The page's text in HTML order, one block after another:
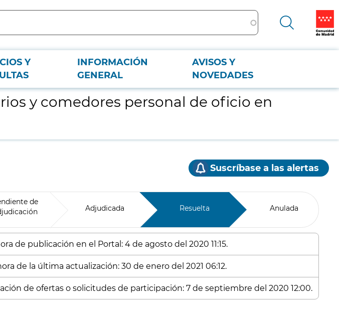
Y
INFORMACIÓN
GENERAL
AVISOS Y
NOVEDADES
y Canillejas
y comedores personal de oficio en
Suscríbase a las alertas
de
Adjudicada Resuelta Anulada
de publicación en el Portal: 4 de agosto del 2020 11:15.
de la última actualización: 30 de enero del 2021 06:12.
de ofertas o solicitudes de participación: 7 de septiembre del 2020 12:00.